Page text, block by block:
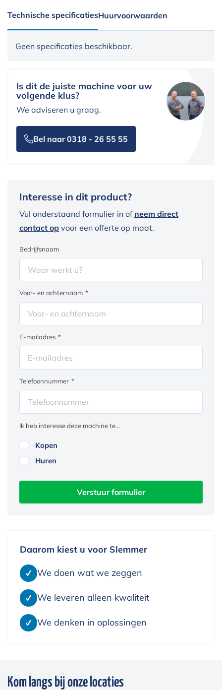
Technische specificatiesHuurvoorwaarden
Geen specificaties beschikbaar.
Is dit de juiste machine voor uw
volgende klus?
We adviseren u graag.
Bel naar 0318 - 26 55 55
Interesse in dit product?
Vul onderstaand formulier in of neem direct
contact op voor een offerte op maat.
Bedrijfsnaam
Voor- en achternaam *
E-mailadres *
Telefoonnummer *
Ik heb interesse deze machine te...
Kopen
Huren
Verstuur formulier
Daarom kiest u voor Slemmer
We doen wat we zeggen
We leveren alleen kwaliteit
We denken in oplossingen
Kom langs bij onze locaties